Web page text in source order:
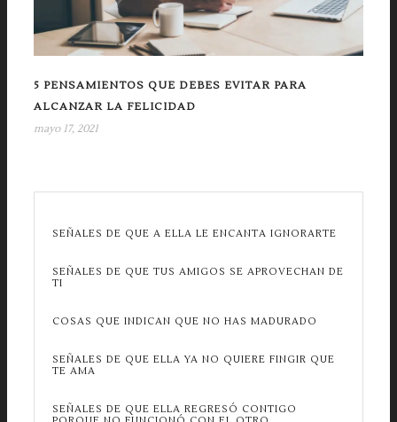
5 PENSAMIENTOS QUE DEBES EVITAR PARA
ALCANZAR LA FELICIDAD
mayo 17, 2021
SEÑALES DE QUE A ELLA LE ENCANTA IGNORARTE
SEÑALES DE QUE TUS AMIGOS SE APROVECHAN DE
TI
COSAS QUE INDICAN QUE NO HAS MADURADO
SEÑALES DE QUE ELLA YA NO QUIERE FINGIR QUE
TE AMA
SEÑALES DE QUE ELLA REGRESÓ CONTIGO